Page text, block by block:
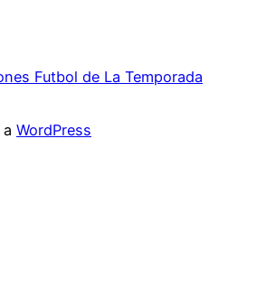
Futbol de La Temporada
WordPress